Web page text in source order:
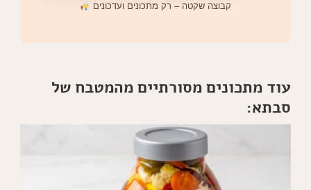
קבוצה שקטה – רק מתכונים ועדכונים
עוד מתכונים מסורתיים מהמטבח של
סבתא: